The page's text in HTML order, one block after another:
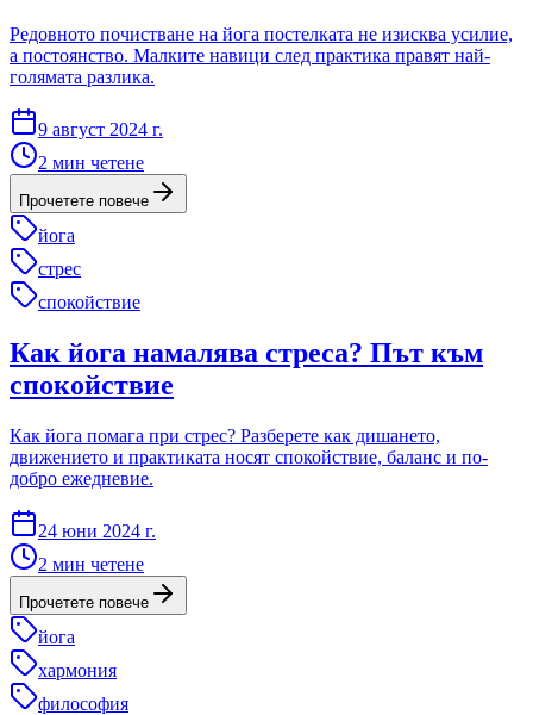
Редовното почистване на йога постелката не изисква усилие,
а постоянство. Малките навици след практика правят най-
голямата разлика.
9 август 2024 г.
2 мин четене
Прочетете повече
йога
стрес
спокойствие
Как йога намалява стреса? Път към
спокойствие
Как йога помага при стрес? Разберете как дишането,
движението и практиката носят спокойствие, баланс и по-
добро ежедневие.
24 юни 2024 г.
2 мин четене
Прочетете повече
йога
хармония
философия